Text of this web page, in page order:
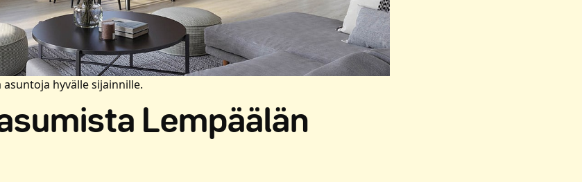
hyvälle sijainnille.
Lempäälän